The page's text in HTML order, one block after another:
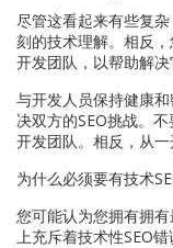
尽管这看起来有些复
刻的技术理解。相反
开发团队，以帮助解决
与开发人员保持健康
决双方的SEO挑战。
开发团队。相反，从一
为什么必须要有技术
您可能认为您拥有拥
上充斥着技术性SEO错